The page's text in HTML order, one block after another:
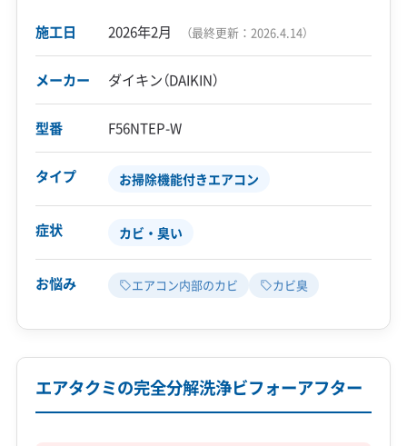
施工日 2026年2月 （最終更新： 2026.4.14）
メーカー ダイキン（DAIKIN）
型番 F56NTEP-W
タイプ お掃除機能付きエアコン
症状 カビ・臭い
お悩み エアコン内部のカビ カビ臭
エアタクミの完全分解洗浄ビフォーアフター